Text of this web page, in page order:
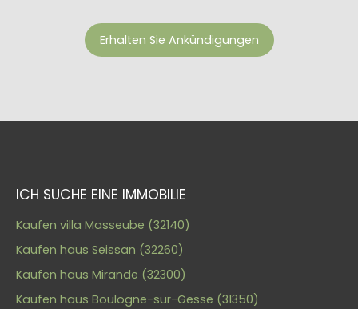
Erhalten Sie Ankündigungen
ICH SUCHE EINE IMMOBILIE
Kaufen villa Masseube (32140)
Kaufen haus Seissan (32260)
Kaufen haus Mirande (32300)
Kaufen haus Boulogne-sur-Gesse (31350)